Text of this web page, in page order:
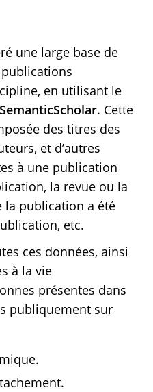
une large base de
en utilisant le
SemanticScholar. Cette
des titres des
et d’autres
à une publication
la revue ou la
la publication a été
etc.
ces données, ainsi
à la vie
présentes dans
publiquement sur